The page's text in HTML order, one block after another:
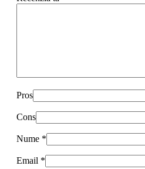
Pros
Cons
Nume *
Email *